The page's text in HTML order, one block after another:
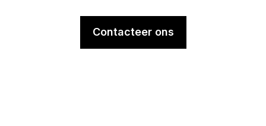
Contacteer ons